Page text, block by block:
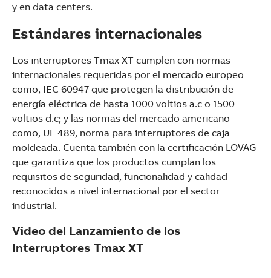
y en data centers.
Estándares internacionales
Los interruptores Tmax XT cumplen con normas
internacionales requeridas por el mercado europeo
como, IEC 60947 que protegen la distribución de
energía eléctrica de hasta 1000 voltios a.c o 1500
voltios d.c; y las normas del mercado americano
como, UL 489, norma para interruptores de caja
moldeada. Cuenta también con la certificación LOVAG
que garantiza que los productos cumplan los
requisitos de seguridad, funcionalidad y calidad
reconocidos a nivel internacional por el sector
industrial.
Video del Lanzamiento de los
Interruptores Tmax XT